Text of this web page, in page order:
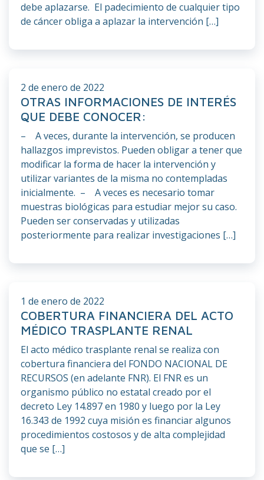
debe aplazarse. El padecimiento de cualquier tipo
de cáncer obliga a aplazar la intervención […]
2 de enero de 2022
OTRAS INFORMACIONES DE INTERÉS
QUE DEBE CONOCER:
– A veces, durante la intervención, se producen
hallazgos imprevistos. Pueden obligar a tener que
modificar la forma de hacer la intervención y
utilizar variantes de la misma no contempladas
inicialmente. – A veces es necesario tomar
muestras biológicas para estudiar mejor su caso.
Pueden ser conservadas y utilizadas
posteriormente para realizar investigaciones […]
1 de enero de 2022
COBERTURA FINANCIERA DEL ACTO
MÉDICO TRASPLANTE RENAL
El acto médico trasplante renal se realiza con
cobertura financiera del FONDO NACIONAL DE
RECURSOS (en adelante FNR). El FNR es un
organismo público no estatal creado por el
decreto Ley 14.897 en 1980 y luego por la Ley
16.343 de 1992 cuya misión es financiar algunos
procedimientos costosos y de alta complejidad
que se […]